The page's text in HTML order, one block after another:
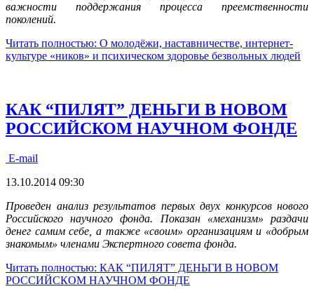
важности поддержания процесса преемственности
поколений.
Читать полностью: О молодёжи, наставничестве, интернет-
культуре «ников» и психическом здоровье безвольных людей
КАК “ПИЛЯТ” ДЕНЬГИ В НОВОМ
РОССИЙСКОМ НАУЧНОМ ФОНДЕ
E-mail
13.10.2014 09:30
Проведен анализ результатов первых двух конкурсов нового
Российского научного фонда. Показан «механизм» раздачи
денег самим себе, а также «своим» организациям и «добрым
знакомым» членами Экспертного совета фонда.
Читать полностью: КАК “ПИЛЯТ” ДЕНЬГИ В НОВОМ
РОССИЙСКОМ НАУЧНОМ ФОНДЕ